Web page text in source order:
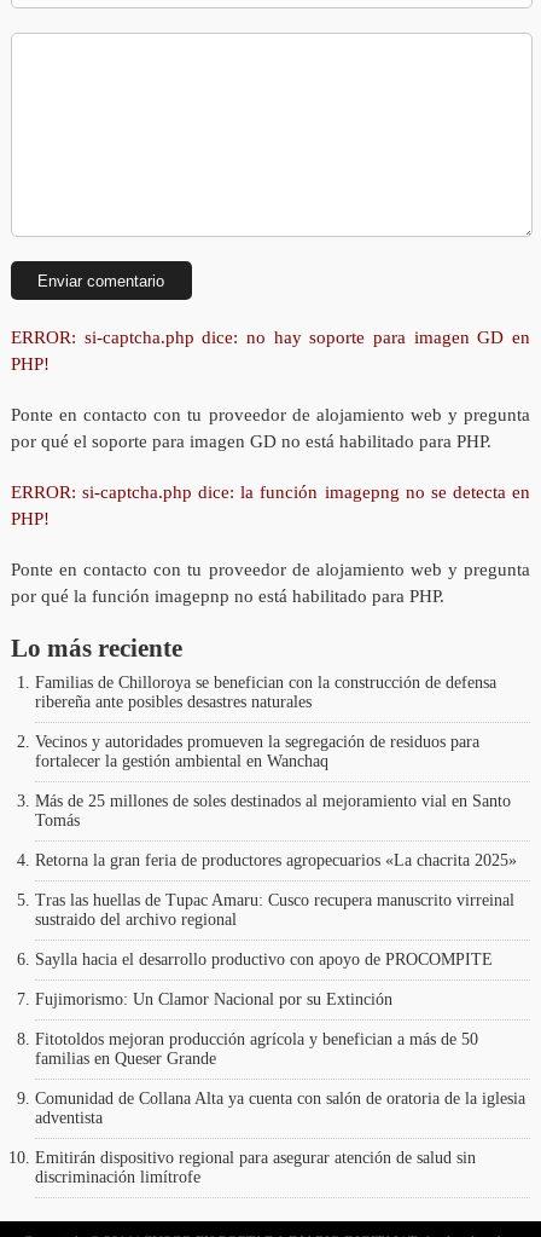
ERROR: si-captcha.php dice: no hay soporte para imagen GD en
PHP!
Ponte en contacto con tu proveedor de alojamiento web y pregunta
por qué el soporte para imagen GD no está habilitado para PHP.
ERROR: si-captcha.php dice: la función imagepng no se detecta en
PHP!
Ponte en contacto con tu proveedor de alojamiento web y pregunta
por qué la función imagepnp no está habilitado para PHP.
Lo más reciente
Familias de Chilloroya se benefician con la construcción de defensa
ribereña ante posibles desastres naturales
Vecinos y autoridades promueven la segregación de residuos para
fortalecer la gestión ambiental en Wanchaq
Más de 25 millones de soles destinados al mejoramiento vial en Santo
Tomás
Retorna la gran feria de productores agropecuarios «La chacrita 2025»
Tras las huellas de Tupac Amaru: Cusco recupera manuscrito virreinal
sustraido del archivo regional
Saylla hacia el desarrollo productivo con apoyo de PROCOMPITE
Fujimorismo: Un Clamor Nacional por su Extinción
Fitotoldos mejoran producción agrícola y benefician a más de 50
familias en Queser Grande
Comunidad de Collana Alta ya cuenta con salón de oratoria de la iglesia
adventista
Emitirán dispositivo regional para asegurar atención de salud sin
discriminación limítrofe